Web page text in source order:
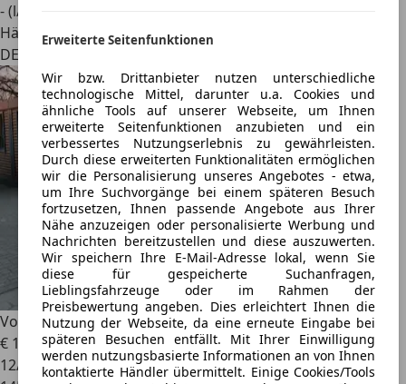
Erweiterte Seitenfunktionen
Wir bzw. Drittanbieter nutzen unterschiedliche
technologische Mittel, darunter u.a. Cookies und
ähnliche Tools auf unserer Webseite, um Ihnen
erweiterte Seitenfunktionen anzubieten und ein
verbessertes Nutzungserlebnis zu gewährleisten.
Durch diese erweiterten Funktionalitäten ermöglichen
wir die Personalisierung unseres Angebotes - etwa,
um Ihre Suchvorgänge bei einem späteren Besuch
fortzusetzen, Ihnen passende Angebote aus Ihrer
Nähe anzuzeigen oder personalisierte Werbung und
Nachrichten bereitzustellen und diese auszuwerten.
Wir speichern Ihre E-Mail-Adresse lokal, wenn Sie
diese für gespeicherte Suchanfragen,
Lieblingsfahrzeuge oder im Rahmen der
Preisbewertung angeben. Dies erleichtert Ihnen die
Nutzung der Webseite, da eine erneute Eingabe bei
späteren Besuchen entfällt. Mit Ihrer Einwilligung
werden nutzungsbasierte Informationen an von Ihnen
kontaktierte Händler übermittelt. Einige Cookies/Tools
- (l/100 km)
Händler
DE 10709
Volvo C70Cabrio 2.0 D3 (5-Zylinder) Automatik Summum
€ 12.900
12/2010